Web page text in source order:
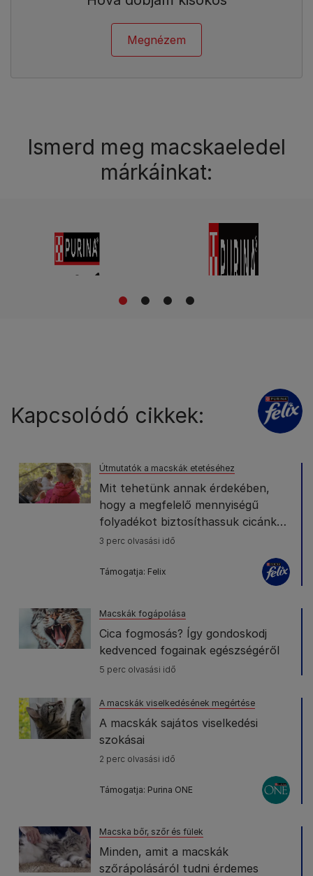
Megnézem
Ismerd meg macskaeledel
márkáinkat:
1 2 3 4
Kapcsolódó cikkek:
Útmutatók a macskák etetéséhez
Mit tehetünk annak érdekében,
hogy a megfelelő mennyiségű
folyadékot biztosíthassuk cicánk
számára?
3 perc olvasási idő
Támogatja: Felix
Macskák fogápolása
Cica fogmosás? Így gondoskodj
kedvenced fogainak egészségéről
5 perc olvasási idő
A macskák viselkedésének megértése
A macskák sajátos viselkedési
szokásai
2 perc olvasási idő
Támogatja: Purina ONE
Macska bőr, szőr és fülek
Minden, amit a macskák
szőrápolásáról tudni érdemes